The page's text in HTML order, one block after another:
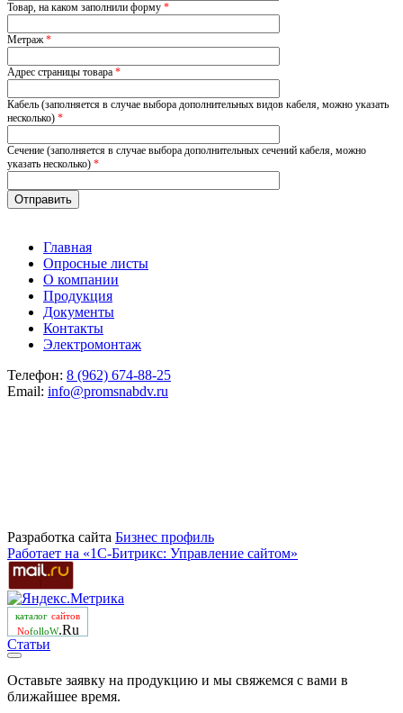
Товар, на каком заполнили форму *
Метраж*
Адрес страницы товара *
Кабель (заполняется в случае выбора дополнительных видов кабеля, можно указать
несколько) *
Сечение (заполняется в случае выбора дополнительных сечений кабеля, можно
указать несколько) *
Главная
Опросные листы
О компании
Продукция
Документы
Контакты
Электромонтаж
Телефон: 8 (962) 674-88-25
Email: info@promsnabdv.ru
Разработка сайта Бизнеc профиль
Работает на «1С-Битрикс: Управление сайтом»
каталог сайтов
NofolloW.Ru
Статьи
Оставьте заявку на продукцию и мы свяжемся с вами в
ближайшее время.